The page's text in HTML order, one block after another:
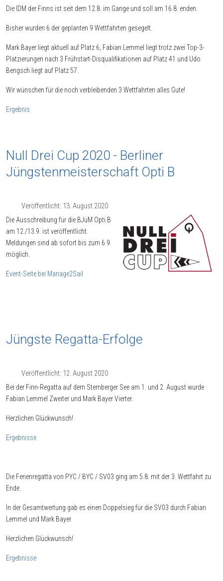
Die IDM der Finns ist seit dem 12.8. im Gange und soll am 16.8. enden.
Bisher wurden 6 der geplanten 9 Wettfahrten gesegelt.
Mark Bayer liegt aktuell auf Platz 6, Fabian Lemmel liegt trotz zwei Top-3-
Platzierungen nach 3 Frühstart-Disqualifikationen auf Platz 41 und Udo
Bengsch liegt auf Platz 57.
Wir wünschen für die noch verbleibenden 3 Wettfahrten alles Gute!
Ergebnis
Null Drei Cup 2020 - Berliner
Jüngstenmeisterschaft Opti B
Veröffentlicht: 13. August 2020
Die Ausschreibung für die BJüM Opti B
am 12./13.9. ist veröffentlicht.
Meldungen sind ab sofort bis zum 6.9.
möglich.
Event-Seite bei Manage2Sail
Jüngste Regatta-Erfolge
Veröffentlicht: 12. August 2020
Bei der Finn-Regatta auf dem Sternberger See am 1. und 2. August wurde
Fabian Lemmel Zweiter und Mark Bayer Vierter.
Herzlichen Glückwunsch!
Ergebnisse
Die Ferienregatta von PYC / BYC / SV03 ging am 5.8. mit der 3. Wettfahrt zu
Ende.
In der Gesamtwertung gab es einen Doppelsieg für die SV03 durch Fabian
Lemmel und Mark Bayer.
Herzlichen Glückwunsch!
Ergebnisse